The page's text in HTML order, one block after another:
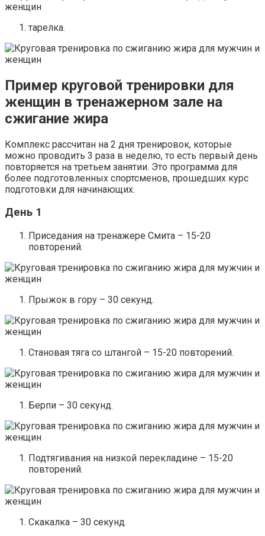
тарелка.
Пример круговой тренировки для
женщин в тренажерном зале на
сжигание жира
Комплекс рассчитан на 2 дня тренировок, которые
можно проводить 3 раза в неделю, то есть первый день
повторяется на третьем занятии. Это программа для
более подготовленных спортсменов, прошедших курс
подготовки для начинающих.
День 1
Приседания на тренажере Смита – 15-20
повторений.
Прыжок в гору – 30 секунд.
Становая тяга со штангой – 15-20 повторений.
Берпи – 30 секунд.
Подтягивания на низкой перекладине – 15-20
повторений.
Скакалка – 30 секунд.